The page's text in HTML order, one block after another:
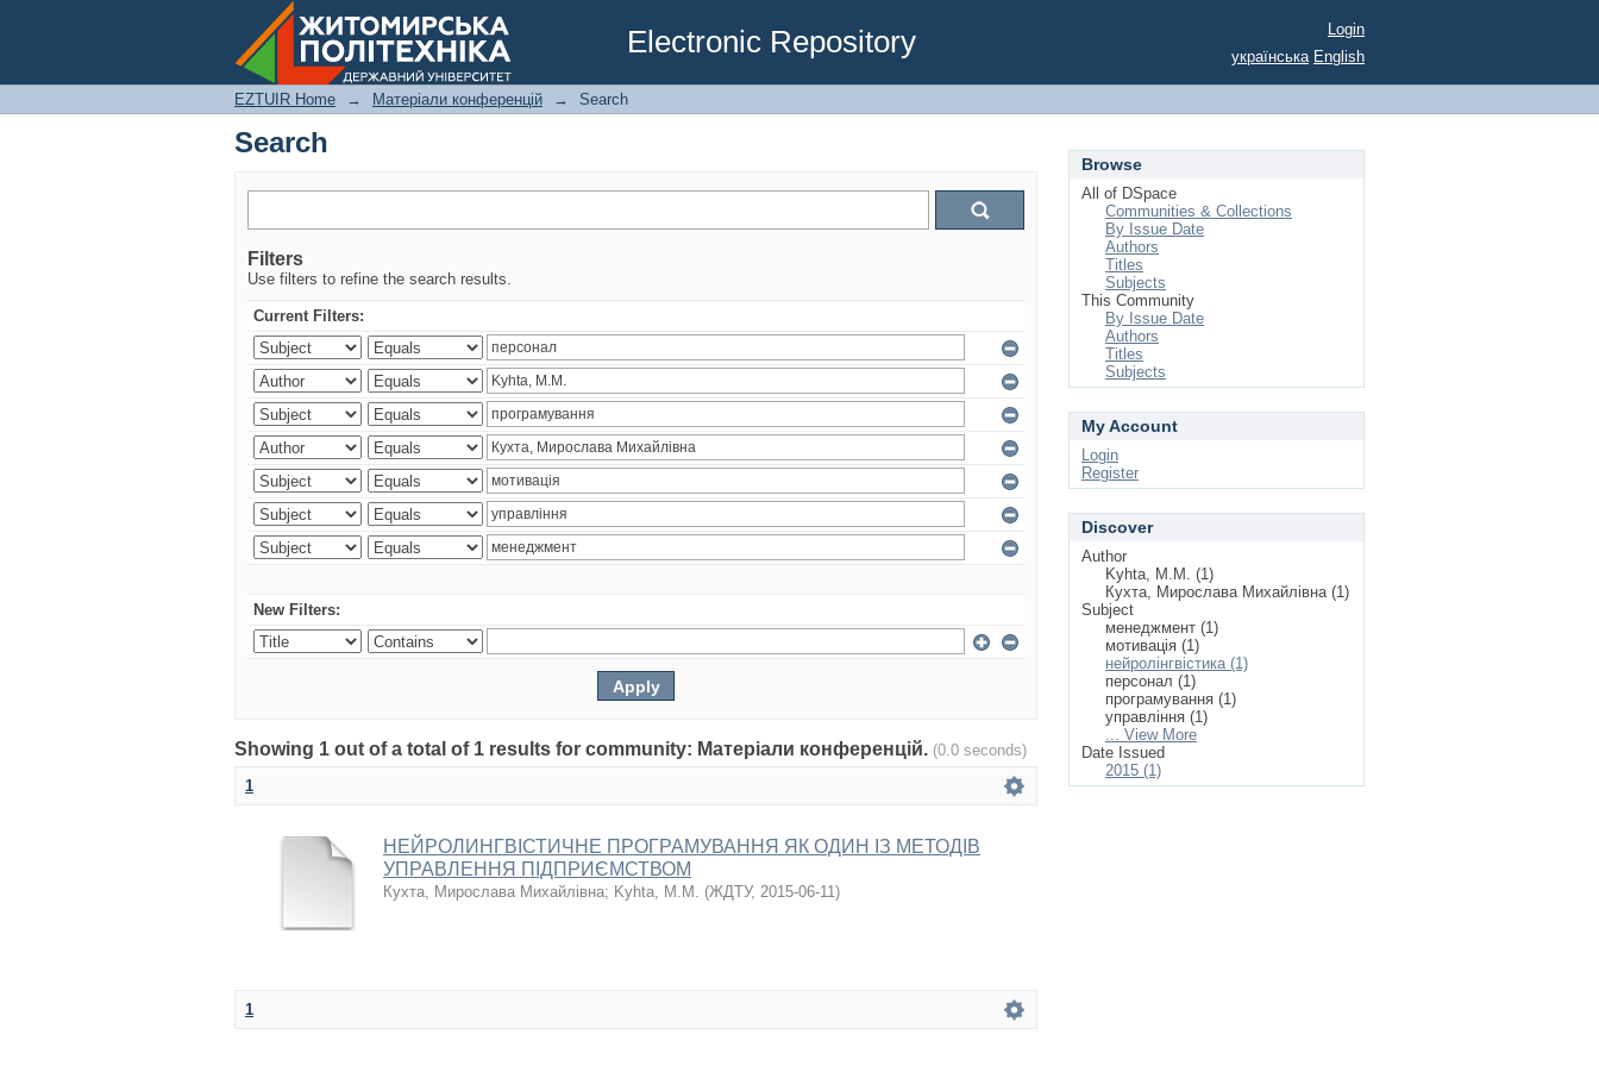
Electronic Repository
Search
Login
українська English
EZTUIR Home → Матеріали конференцій → Search
Search
Filters
Use filters to refine the search results.
Current Filters:
New Filters:
Showing 1 out of a total of 1 results for community: Матеріали конференцій. (0.0 seconds)
1
НЕЙРОЛИНГВІСТИЧНЕ ПРОГРАМУВАННЯ ЯК ОДИН ІЗ МЕТОДІВ
УПРАВЛЕННЯ ПІДПРИЄМСТВОМ
Кухта, Мирослава Михайлівна; Kyhta, M.M. (ЖДТУ, 2015-06-11)
1
Browse
All of DSpace
Communities & Collections
By Issue Date
Authors
Titles
Subjects
This Community
By Issue Date
Authors
Titles
Subjects
My Account
Login
Register
Discover
Author
Kyhta, M.M. (1)
Кухта, Мирослава Михайлівна (1)
Subject
менеджмент (1)
мотивація (1)
нейролінгвістика (1)
персонал (1)
програмування (1)
управління (1)
... View More
Date Issued
2015 (1)